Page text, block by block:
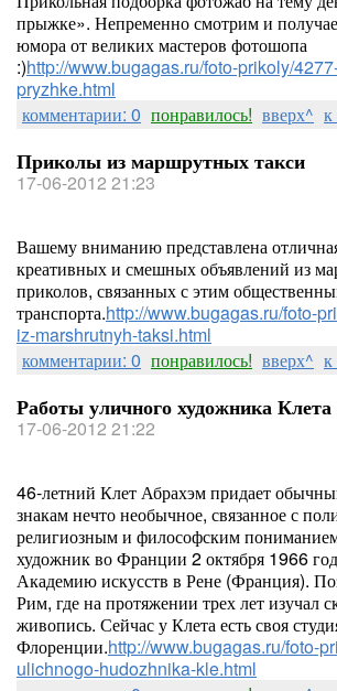
прыжке». Непременно смотрим и
юмора от великих мастеров фотошопа
:)http://www.bugagas.ru/foto-prikoly/
pryzhke.html
комментарии: 0 понравилось! вверх^ к
Приколы из маршрутных такси
17-06-2012 21:23
Вашему вниманию представлена
креативных и смешных объявлений из
приколов, связанных с этим
транспорта.http://www.bugagas.ru/foto-
iz-marshrutnyh-taksi.html
комментарии: 0 понравилось! вверх^ к
Работы уличного художника
17-06-2012 21:22
46-летний Клет Абрахэм придает
знакам нечто необычное, связанное с
религиозным и философским
художник во Франции 2 октября 1966
Академию искусств в Рене (Франция).
Рим, где на протяжении трех лет изучал
живопись. Сейчас у Клета есть своя
Флоренции.http://www.bugagas.ru/foto-
ulichnogo-hudozhnika-kle.html